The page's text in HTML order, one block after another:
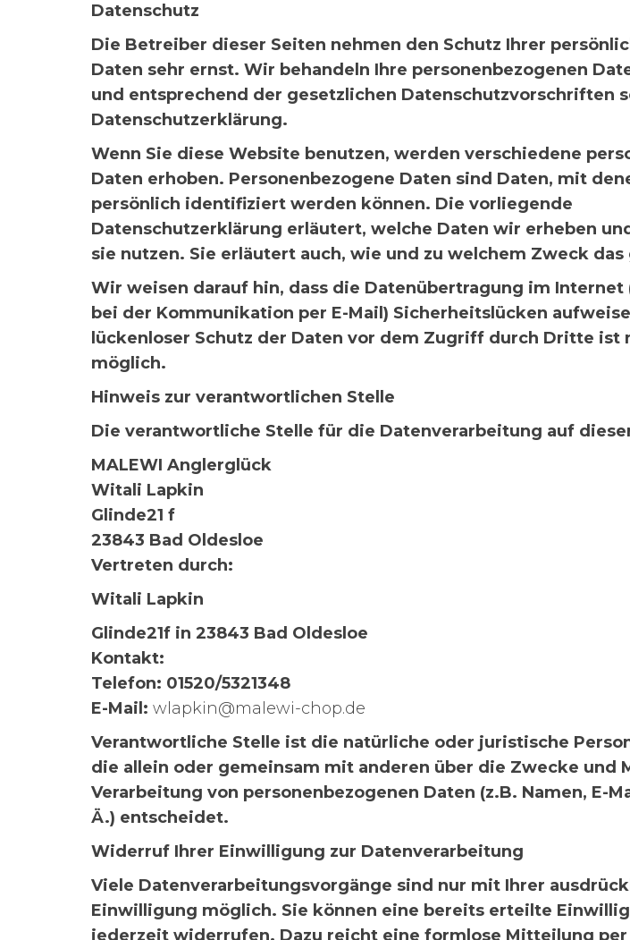
Datenschutz
Die Betreiber dieser Seiten nehmen den Schutz Ihrer
Daten sehr ernst. Wir behandeln Ihre personenbezogenen
und entsprechend der gesetzlichen Datenschutzvorschriften
Datenschutzerklärung.
Wenn Sie diese Website benutzen, werden verschiedene
Daten erhoben. Personenbezogene Daten sind Daten, mit
persönlich identifiziert werden können. Die vorliegende
Datenschutzerklärung erläutert, welche Daten wir erheben
sie nutzen. Sie erläutert auch, wie und zu welchem Zweck
Wir weisen darauf hin, dass die Datenübertragung im Internet
bei der Kommunikation per E-Mail) Sicherheitslücken
lückenloser Schutz der Daten vor dem Zugriff durch Dritte ist
möglich.
Hinweis zur verantwortlichen Stelle
Die verantwortliche Stelle für die Datenverarbeitung auf
MALEWI Anglerglück
Witali Lapkin
Glinde21 f
23843 Bad Oldesloe
Vertreten durch:
Witali Lapkin
Glinde21f in 23843 Bad Oldesloe
Kontakt:
Telefon: 01520/5321348
E-Mail: wlapkin@malewi-chop.de
Verantwortliche Stelle ist die natürliche oder juristische
die allein oder gemeinsam mit anderen über die Zwecke und
Verarbeitung von personenbezogenen Daten (z.B. Namen, E-
Ä.) entscheidet.
Widerruf Ihrer Einwilligung zur Datenverarbeitung
Viele Datenverarbeitungsvorgänge sind nur mit Ihrer
Einwilligung möglich. Sie können eine bereits erteilte
jederzeit widerrufen. Dazu reicht eine formlose Mitteilung per